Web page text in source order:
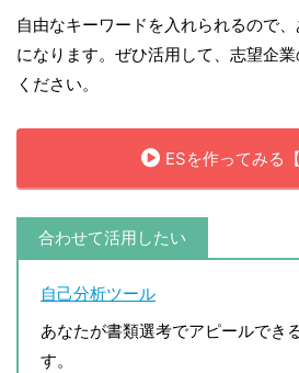
自由なキーワードを入れられるので
になります。ぜひ活用して、志望企
ください。
ESを作ってみる【
合わせて活用したい
自己分析ツール
あなたが書類選考でアピールでき
す。